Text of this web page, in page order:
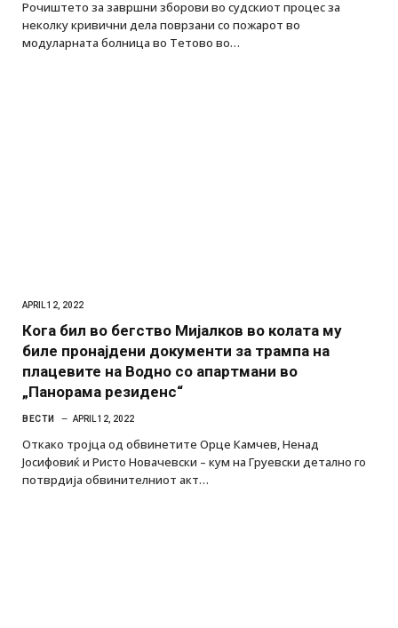
Рочиштето за завршни зборови во судскиот процес за
неколку кривични дела поврзани со пожарот во
модуларната болница во Тетово во…
APRIL 12, 2022
Кога бил во бегство Мијалков во колата му
биле пронајдени документи за трампа на
плацевите на Водно со апартмани во
„Панорама резиденс“
ВЕСТИ APRIL 12, 2022
Откако тројца од обвинетите Орце Камчев, Ненад
Јосифовиќ и Ристо Новачевски – кум на Груевски детално го
потврдија обвинителниот акт…